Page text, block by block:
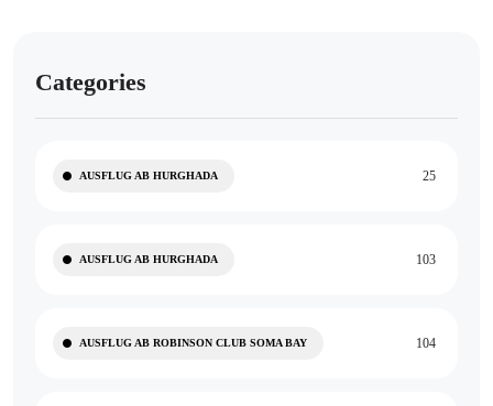
Categories
AUSFLUG AB HURGHADA 25
AUSFLUG AB HURGHADA 103
AUSFLUG AB ROBINSON CLUB SOMA BAY 104